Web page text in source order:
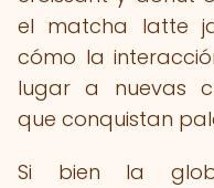
el matcha latte
cómo la
lugar a nuevas
que conquistan
Si bien la